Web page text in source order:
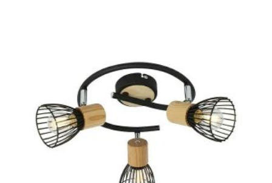
DODAJ U KOŠARICU